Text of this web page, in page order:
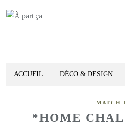
ACCUEIL DÉCO & DESIGN
MATCH
*HOME